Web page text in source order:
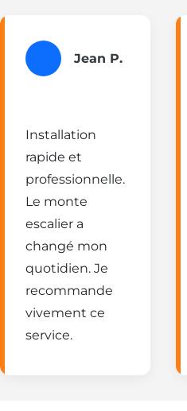
Jean P.
Installation
rapide et
professionnelle.
Le monte
escalier a
changé mon
quotidien. Je
recommande
vivement ce
service.